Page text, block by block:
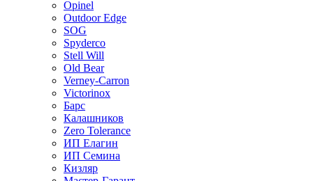
Opinel
Outdoor Edge
SOG
Spyderco
Stell Will
Old Bear
Verney-Carron
Victorinox
Барс
Калашников
Zero Tolerance
ИП Елагин
ИП Семина
Кизляр